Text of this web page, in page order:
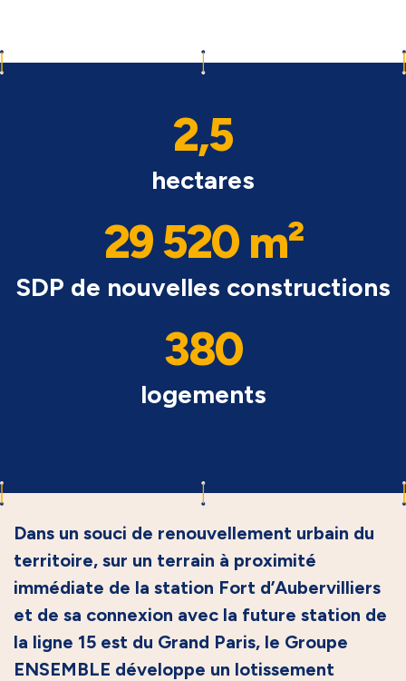
2,5
hectares
29 520 m²
SDP de nouvelles constructions
380
logements
Dans un souci de renouvellement urbain du
territoire, sur un terrain à proximité
immédiate de la station Fort d’Aubervilliers
et de sa connexion avec la future station de
la ligne 15 est du Grand Paris, le Groupe
ENSEMBLE développe un lotissement